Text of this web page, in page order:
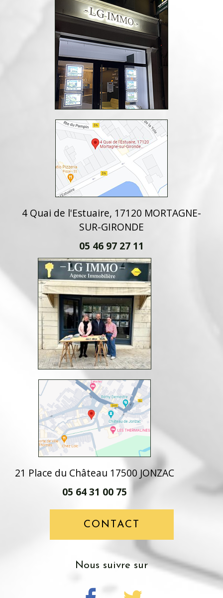
4 Quai de l'Estuaire, 17120 MORTAGNE-
SUR-GIRONDE
05 46 97 27 11
21 Place du Château 17500 JONZAC
05 64 31 00 75
CONTACT
Nous suivre sur